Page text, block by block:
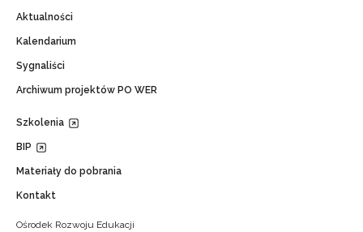
Aktualności
Kalendarium
Sygnaliści
Archiwum projektów PO WER
Szkolenia
BIP
Materiały do pobrania
Kontakt
Ośrodek Rozwoju Edukacji